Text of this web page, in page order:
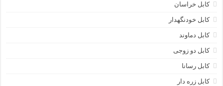
کابل خراسان
کابل خودنگهدار
کابل دماوند
کابل دو زوجی
کابل رسانا
کابل زره دار